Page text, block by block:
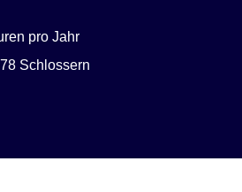
pro Jahr
Schlossern